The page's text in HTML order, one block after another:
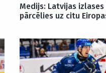
Medijs: Latvijas
pārcēlies uz citu